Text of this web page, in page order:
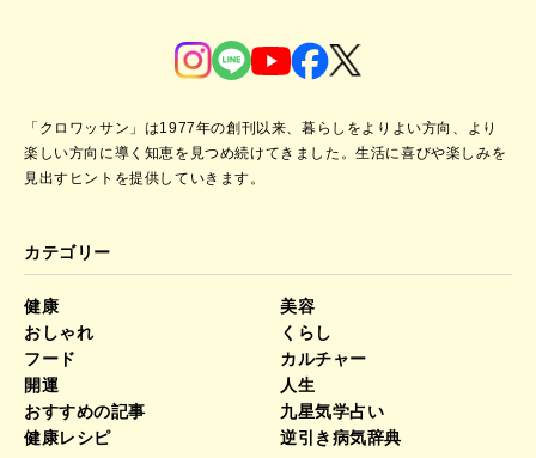
「クロワッサン」は1977年の創刊以来、暮らしをよりよい方向、より
楽しい方向に導く知恵を見つめ続けてきました。生活に喜びや楽しみを
見出すヒントを提供していきます。
カテゴリー
健康
美容
おしゃれ
くらし
フード
カルチャー
開運
人生
おすすめの記事
九星気学占い
健康レシピ
逆引き病気辞典